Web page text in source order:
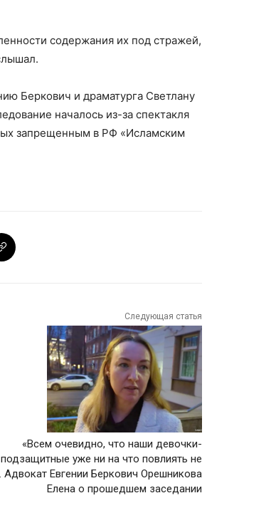
содержания их под стражей,
Беркович и драматурга Светлану
началось из-за спектакля
запрещенным в РФ «Исламским
Следующая статья
«Всем очевидно, что наши девочки-
подзащитные уже ни на что повлиять не
Адвокат Евгении Беркович Орешникова
Елена о прошедшем заседании